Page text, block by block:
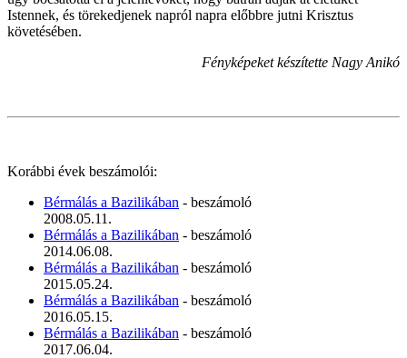
Istennek, és törekedjenek napról napra előbbre jutni Krisztus
követésében.
Fényképeket készítette Nagy Anikó
Korábbi évek beszámolói:
Bérmálás a Bazilikában - beszámoló
2008.05.11.
Bérmálás a Bazilikában - beszámoló
2014.06.08.
Bérmálás a Bazilikában - beszámoló
2015.05.24.
Bérmálás a Bazilikában - beszámoló
2016.05.15.
Bérmálás a Bazilikában - beszámoló
2017.06.04.